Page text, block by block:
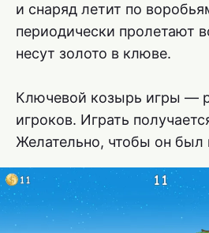
и снаряд летит по
периодически пролетают
несут золото в клюве.
Ключевой козырь игры —
игроков. Играть
Желательно, чтобы он был